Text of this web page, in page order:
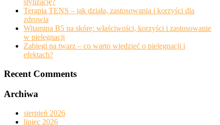
stylizację?
Terapia TENS – jak działa, zastosowania i korzyści dla
zdrowia
Witamina B5 na skórę: właściwości, korzyści i zastosowanie
w pielęgnacji
Zabiegi na twarz – co warto wiedzieć o pielęgnacji i
efektach?
Recent Comments
Archiwa
sierpień 2026
lipiec 2026